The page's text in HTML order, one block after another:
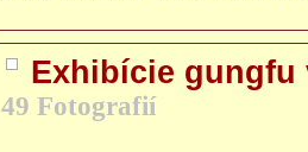
Exhibície gungfu
49 Fotografií